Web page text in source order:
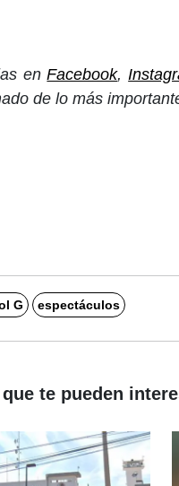
enFacebook,
de lo más
G espectáculos
te pueden